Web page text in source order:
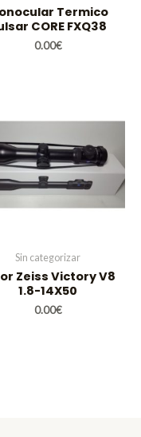
Termico
CORE FXQ38
0.00€
Sin categorizar
Zeiss Victory V8
1.8-14X50
0.00€